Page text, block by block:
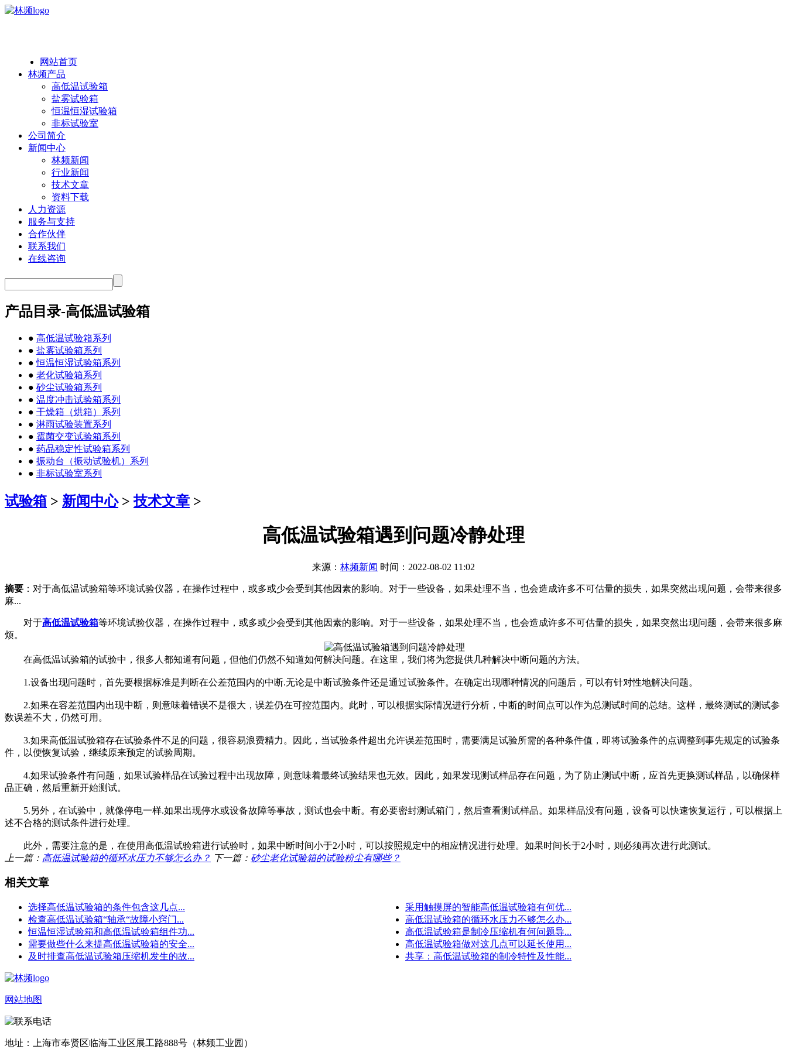
网站首页
林频产品
高低温试验箱
盐雾试验箱
恒温恒湿试验箱
非标试验室
公司简介
新闻中心
林频新闻
行业新闻
技术文章
资料下载
人力资源
服务与支持
合作伙伴
联系我们
在线咨询
产品目录-高低温试验箱
● 高低温试验箱系列
● 盐雾试验箱系列
●恒温恒湿试验箱系列
● 老化试验箱系列
● 砂尘试验箱系列
● 温度冲击试验箱系列
● 干燥箱（烘箱）系列
● 淋雨试验装置系列
● 霉菌交变试验箱系列
● 药品稳定性试验箱系列
● 振动台（振动试验机）系列
● 非标试验室系列
试验箱 > 新闻中心>技术文章 >
高低温试验箱遇到问题冷静处理
来源： 林频新闻 时间：2022-08-02 11:02
摘要 ：对于高低温试验箱等环境试验仪器，在操作过程中，或多或少会受到其他因素的影响。对于一些设备，如果处理不当，也会造成许多不可估量的损失，如果突然出现问题，会带来很多
麻...
对于高低温试验箱等环境试验仪器，在操作过程中，或多或少会受到其他因素的影响。对于一些设备，如果处理不当，也会造成许多不可估量的损失，如果突然出现问题，会带来很多麻
烦。
在高低温试验箱的试验中，很多人都知道有问题，但他们仍然不知道如何解决问题。在这里，我们将为您提供几种解决中断问题的方法。
1.设备出现问题时，首先要根据标准是判断在公差范围内的中断.无论是中断试验条件还是通过试验条件。在确定出现哪种情况的问题后，可以有针对性地解决问题。
2.如果在容差范围内出现中断，则意味着错误不是很大，误差仍在可控范围内。此时，可以根据实际情况进行分析，中断的时间点可以作为总测试时间的总结。这样，最终测试的测试参
数误差不大，仍然可用。
3.如果高低温试验箱存在试验条件不足的问题，很容易浪费精力。因此，当试验条件超出允许误差范围时，需要满足试验所需的各种条件值，即将试验条件的点调整到事先规定的试验条
件，以便恢复试验，继续原来预定的试验周期。
4.如果试验条件有问题，如果试验样品在试验过程中出现故障，则意味着最终试验结果也无效。因此，如果发现测试样品存在问题，为了防止测试中断，应首先更换测试样品，以确保样
品正确，然后重新开始测试。
5.另外，在试验中，就像停电一样.如果出现停水或设备故障等事故，测试也会中断。有必要密封测试箱门，然后查看测试样品。如果样品没有问题，设备可以快速恢复运行，可以根据上
述不合格的测试条件进行处理。
此外，需要注意的是，在使用高低温试验箱进行试验时，如果中断时间小于2小时，可以按照规定中的相应情况进行处理。如果时间长于2小时，则必须再次进行此测试。
上一篇： 高低温试验箱的循环水压力不够怎么办？ 下一篇： 砂尘老化试验箱的试验粉尘有哪些？
相关文章
选择高低温试验箱的条件包含这几点...
采用触摸屏的智能高低温试验箱有何优...
检查高低温试验箱“轴承“故障小窍门...
高低温试验箱的循环水压力不够怎么办...
恒温恒湿试验箱和高低温试验箱组件功...
高低温试验箱是制冷压缩机有何问题导...
需要做些什么来提高低温试验箱的安全...
高低温试验箱做对这几点可以延长使用...
及时排查高低温试验箱压缩机发生的故...
共享：高低温试验箱的制冷特性及性能...
网站地图
地址：上海市奉贤区临海工业区展工路888号（林频工业园）